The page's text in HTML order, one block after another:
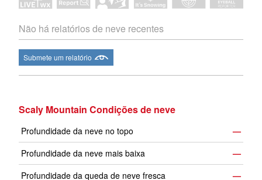
Não há relatórios de neve recentes
Submete um relatório
Scaly Mountain Condições de neve
Profundidade da neve no topo
—
Profundidade da neve mais baixa
—
Profundidade da queda de neve fresca
—